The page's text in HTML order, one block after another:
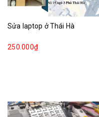
Sửa laptop ở Thái Hà
250.000₫